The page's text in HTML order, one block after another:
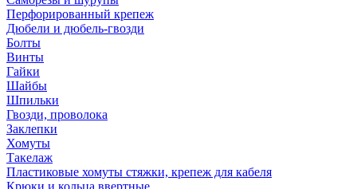
Перфорированный крепеж
Дюбели и дюбель-гвозди
Болты
Винты
Гайки
Шайбы
Шпильки
Гвозди, проволока
Заклепки
Хомуты
Такелаж
Пластиковые хомуты стяжки, крепеж для кабеля
Крюки и кольца ввертные